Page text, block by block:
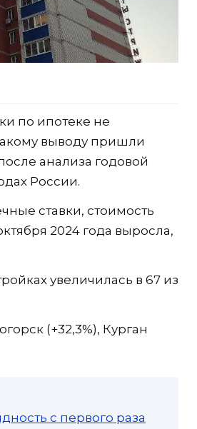
по ипотеке не
выводу пришли
анализа годовой
России.
ставки, стоимость
2024 года выросла,
увеличилась в 67 из
(+32,3%), Курган
с первого раза